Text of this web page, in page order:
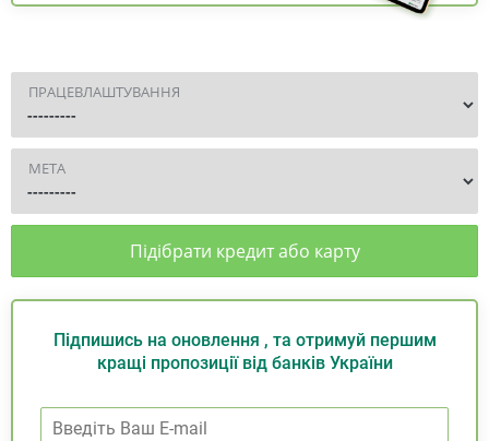
ПРАЦЕВЛАШТУВАННЯ
МЕТА
Підібрати кредит або карту
Підпишись на оновлення , та отримуй першим
кращі пропозиції від банків України